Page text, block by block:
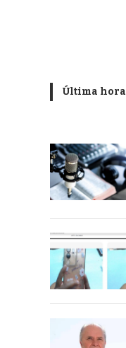
Última hora